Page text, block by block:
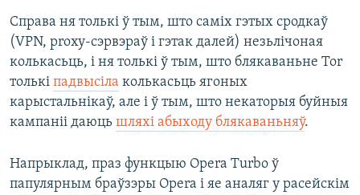
Справа ня толькі ў тым, што саміх гэтых сродкаў
(VPN, proxy-сэрвэраў і гэтак далей) незьлічоная
колькасьць, і ня толькі ў тым, што блякаваньне Tor
толькі падвысіла колькасьць ягоных
карыстальнікаў, але і ў тым, што некаторыя буйныя
кампаніі даюць шляхі абыходу блякаваньняў.
Напрыклад, праз функцыю Opera Turbo ў
папулярным браўзэры Opera і яе аналяг у расейскім